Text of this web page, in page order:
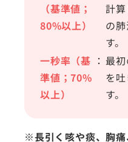
（基準値；
80%以上）
計
の
す。
一秒率（基
準値；70%
以上）
： 最
を
す。
※長引く咳や痰、胸